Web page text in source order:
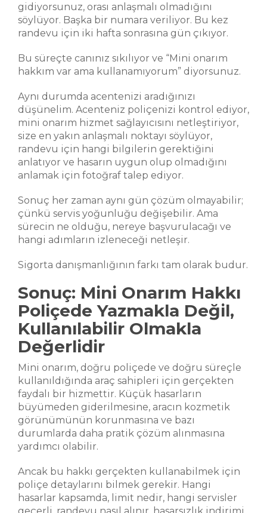
gidiyorsunuz, orası anlaşmalı olmadığını
söylüyor. Başka bir numara veriliyor. Bu kez
randevu için iki hafta sonrasına gün çıkıyor.
Bu süreçte canınız sıkılıyor ve “Mini onarım
hakkım var ama kullanamıyorum” diyorsunuz.
Aynı durumda acentenizi aradığınızı
düşünelim. Acenteniz poliçenizi kontrol ediyor,
mini onarım hizmet sağlayıcısını netleştiriyor,
size en yakın anlaşmalı noktayı söylüyor,
randevu için hangi bilgilerin gerektiğini
anlatıyor ve hasarın uygun olup olmadığını
anlamak için fotoğraf talep ediyor.
Sonuç her zaman aynı gün çözüm olmayabilir;
çünkü servis yoğunluğu değişebilir. Ama
sürecin ne olduğu, nereye başvurulacağı ve
hangi adımların izleneceği netleşir.
Sigorta danışmanlığının farkı tam olarak budur.
Sonuç: Mini Onarım Hakkı
Poliçede Yazmakla Değil,
Kullanılabilir Olmakla
Değerlidir
Mini onarım, doğru poliçede ve doğru süreçle
kullanıldığında araç sahipleri için gerçekten
faydalı bir hizmettir. Küçük hasarların
büyümeden giderilmesine, aracın kozmetik
görünümünün korunmasına ve bazı
durumlarda daha pratik çözüm alınmasına
yardımcı olabilir.
Ancak bu hakkı gerçekten kullanabilmek için
poliçe detaylarını bilmek gerekir. Hangi
hasarlar kapsamda, limit nedir, hangi servisler